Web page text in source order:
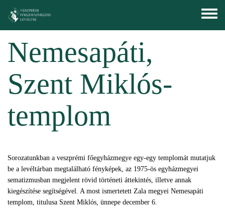
Toggle
menu
Nemesapáti,
Szent Miklós-
templom
Sorozatunkban a veszprémi főegyházmegye egy-egy templomát mutatjuk
be a levéltárban megtalálható fényképek, az 1975-ös egyházmegyei
sematizmusban megjelent rövid történeti áttekintés, illetve annak
kiegészítése segítségével. A most ismertetett Zala megyei Nemesapáti
templom, titulusa Szent Miklós, ünnepe december 6.